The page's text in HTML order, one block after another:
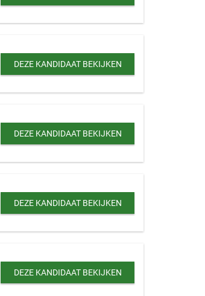
DEZE KANDIDAAT BEKIJKEN
DEZE KANDIDAAT BEKIJKEN
DEZE KANDIDAAT BEKIJKEN
DEZE KANDIDAAT BEKIJKEN